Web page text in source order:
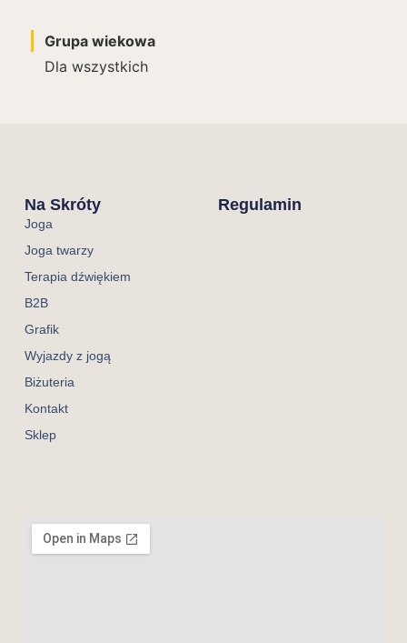
Grupa wiekowa
Dla wszystkich
Na Skróty
Joga
Joga twarzy
Terapia dźwiękiem
B2B
Grafik
Wyjazdy z jogą
Biżuteria
Kontakt
Sklep
Regulamin